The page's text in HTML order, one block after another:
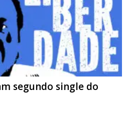
segundo single do